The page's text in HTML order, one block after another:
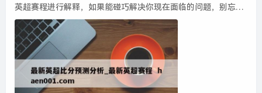
英超赛程进行解释，如果能碰巧解决你现在面临的问题，别忘了
关注本站，现在开始吧！本文目录一览： 1、9.28今日足球赛事
预测分析...